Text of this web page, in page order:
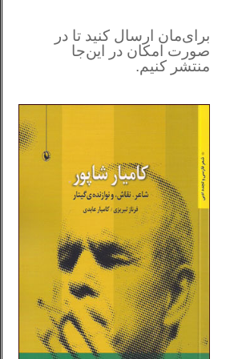
برای‌مان ارسال کنید تا در
صورت امکان در این‌جا
منتشر کنیم.